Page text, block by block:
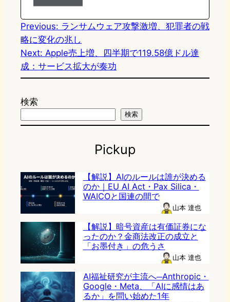
n
k
Previous: ランサムウェア攻撃激増、犯罪者の戦
略に変化の兆し
Next: Apple売上増、四半期で119.58億ドル達
成：サービス拡大が奏功
検索
検索
Pickup
【解説】AIのルールは誰が決める
のか｜EU AI Act・Pax Silica・
WAICOと国連の間で
山本 達也
【解説】暗号資産は有価証券にな
ったのか？金商法改正の成立と
「お墨付き」の危うさ
山本 達也
AI福祉研究が主流へ─Anthropic・
Google・Meta、「AIに感情はあ
るか」を問い始めた1年